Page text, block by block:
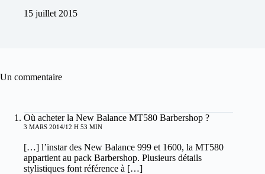
15 juillet 2015
Un commentaire
Où acheter la New Balance MT580 Barbershop ?
3 MARS 2014/12 H 53 MIN
[…] l’instar des New Balance 999 et 1600, la MT580
appartient au pack Barbershop. Plusieurs détails
stylistiques font référence à […]